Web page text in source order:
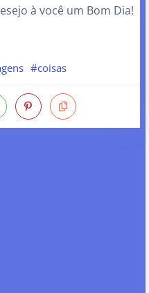
à você um Bom Dia!
#coisas